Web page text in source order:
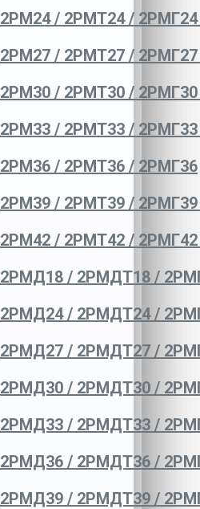
2РМ24 / 2РМТ24 /
2РМ27 / 2РМТ27 /
2РМ30 / 2РМТ30 /
2РМ33 / 2РМТ33 /
2РМ36 / 2РМТ36 / 2РМГ36
2РМ39 / 2РМТ39 /
2РМ42 / 2РМТ42 /
2РМД18 / 2РМДТ18 /
2РМД24 / 2РМДТ24 /
2РМД27 / 2РМДТ27 /
2РМД30 / 2РМДТ30 /
2РМД33 / 2РМДТ33 /
2РМД36 / 2РМДТ36 /
2РМД39 / 2РМДТ39 /